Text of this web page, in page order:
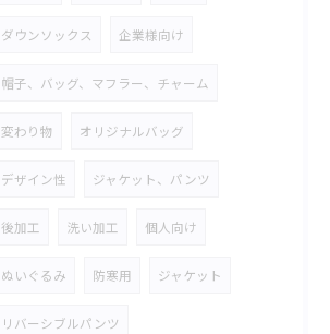
ダウンソックス 企業様向け
帽子、バッグ、マフラー、チャーム
変わり物 オリジナルバッグ
デザイン性 ジャケット、パンツ
後加工 洗い加工 個人向け
ぬいぐるみ 防寒用 ジャケット
リバーシブルパンツ